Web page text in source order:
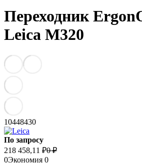
Переходник
Leica M320
10448430
По запросу
218 458,11 ₽0 ₽
0Экономия 0